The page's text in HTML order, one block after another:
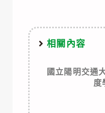
相關內容
國立陽明交通
度